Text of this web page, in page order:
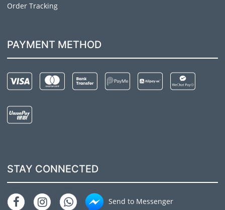
Order Tracking
PAYMENT METHOD
STAY CONNECTED
Send to Messenger